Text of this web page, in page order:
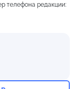
телефона редакции: